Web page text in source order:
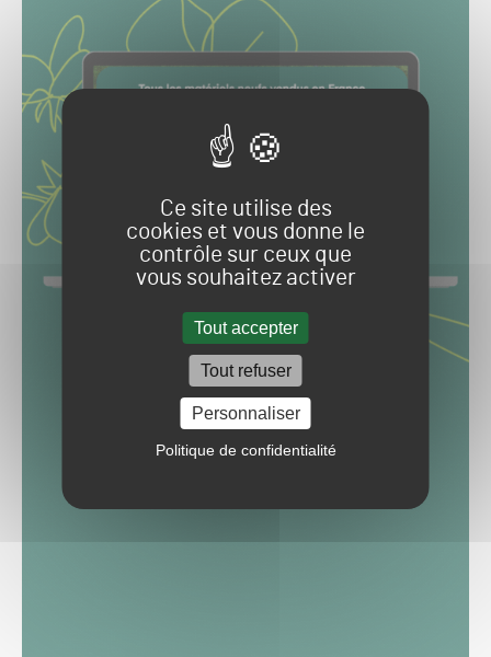
Ce site utilise des
cookies et vous donne le
contrôle sur ceux que
vous souhaitez activer
Tout accepter
Tout refuser
Personnaliser
Politique de confidentialité